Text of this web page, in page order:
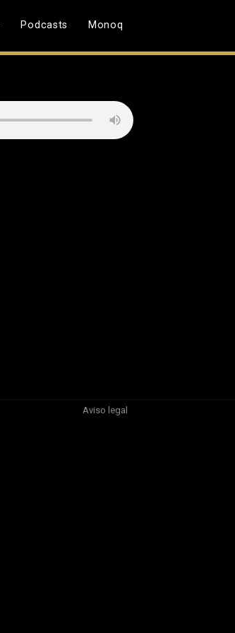
Podcasts Monoq
Aviso legal